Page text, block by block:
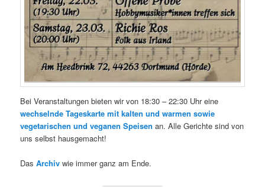
Bei Veranstaltungen bieten wir von 18:30 – 22:30 Uhr eine
wechselnde Tageskarte mit kalten und warmen sowie
vegetarischen und veganen Speisen an. Alle Gerichte sind von
uns selbst hausgemacht!
DasArchiv wie immer ganz am Ende.